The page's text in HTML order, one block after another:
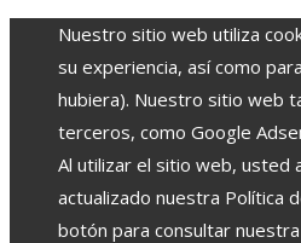
Nuestro sitio web utiliza
su experiencia, así como
hubiera). Nuestro sitio web
terceros, como Google
Al utilizar el sitio web, usted
actualizado nuestra Política
botón para consultar